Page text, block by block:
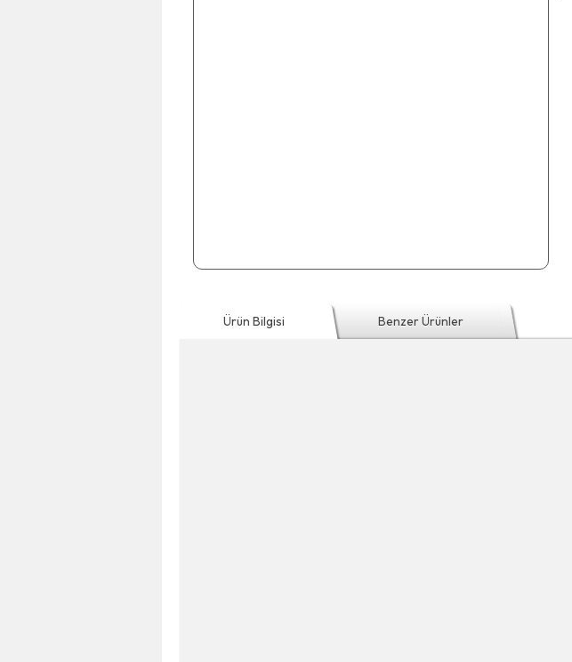
Ürün Bilgisi Benzer Ürünler